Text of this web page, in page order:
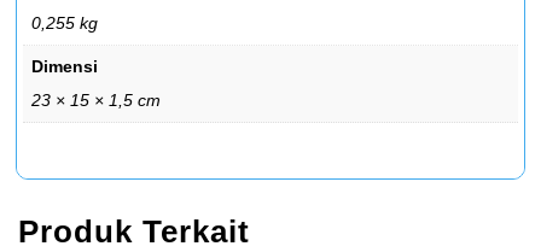
0,255 kg
Dimensi
23 × 15 × 1,5 cm
Produk Terkait